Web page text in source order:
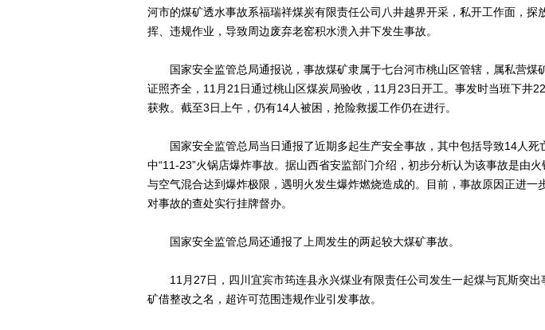
河市的煤矿透水事故系福瑞祥煤炭有限责任公司八井越界开采，私开工作面，探
挥、违规作业，导致周边废弃老窑积水溃入井下发生事故。
国家安全监管总局通报说，事故煤矿隶属于七台河市桃山区管辖，属私营煤
证照齐全，11月21日通过桃山区煤炭局验收，11月23日开工。事发时当班下井
获救。截至3日上午，仍有14人被困，抢险救援工作仍在进行。
国家安全监管总局当日通报了近期多起生产安全事故，其中包括导致14人死
中“11-23”火锅店爆炸事故。据山西省安监部门介绍，初步分析认为该事故是由火
与空气混合达到爆炸极限，遇明火发生爆炸燃烧造成的。目前，事故原因正进一
对事故的查处实行挂牌督办。
国家安全监管总局还通报了上周发生的两起较大煤矿事故。
11月27日，四川宜宾市筠连县永兴煤业有限责任公司发生一起煤与瓦斯突出
矿借整改之名，超许可范围违规作业引发事故。